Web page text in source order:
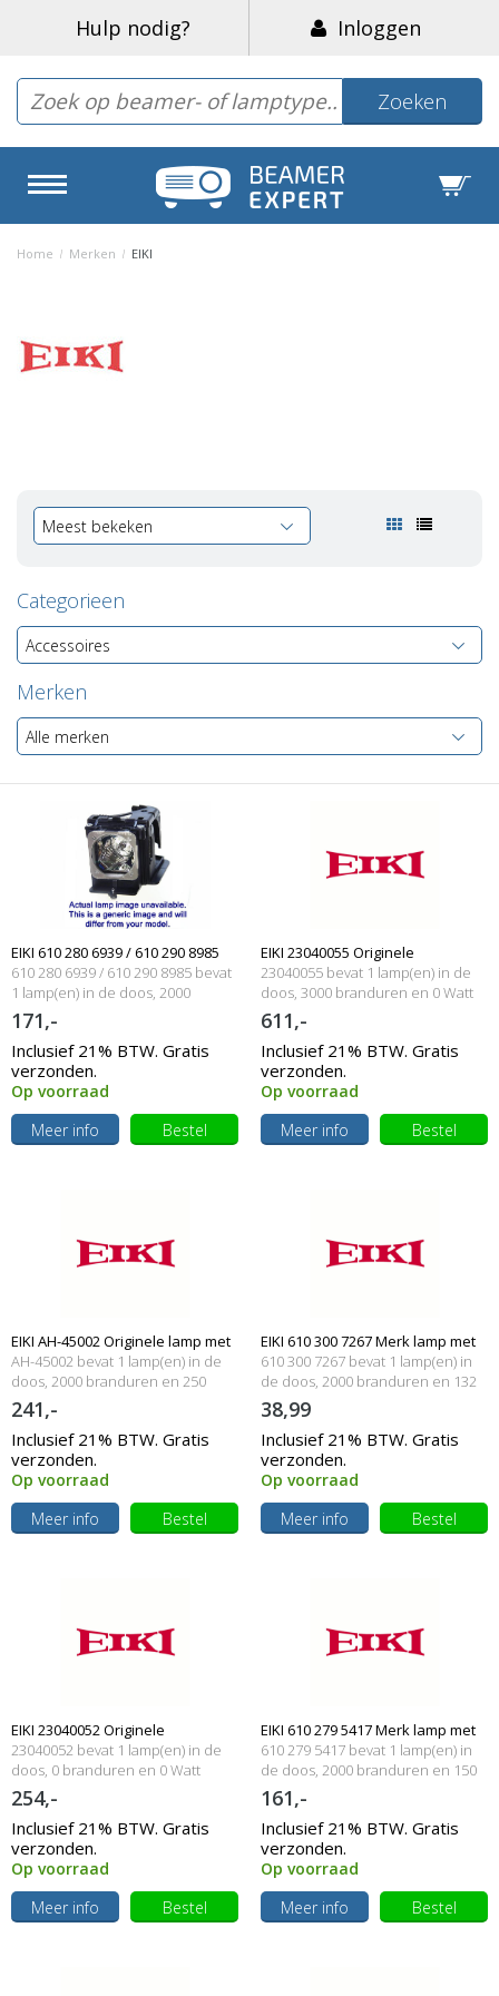
Hulp nodig? Inloggen
Zoeken
Home / Merken / EIKI
Meest bekeken
Categorieen
Accessoires
Merken
Alle merken
EIKI 610 280 6939 / 610 290 8985
Merk lamp met behuizing
610 280 6939 / 610 290 8985 bevat
1 lamp(en) in de doos, 2000
branduren en 150 Watt
171,-
Inclusief 21% BTW. Gratis
verzonden.
Op voorraad
Meer info
Bestel
EIKI 23040055 Originele
lampmodule
23040055 bevat 1 lamp(en) in de
doos, 3000 branduren en 0 Watt
611,-
Inclusief 21% BTW. Gratis
verzonden.
Op voorraad
Meer info
Bestel
EIKI AH-45002 Originele lamp met
behuizing
AH-45002 bevat 1 lamp(en) in de
doos, 2000 branduren en 250
Watt
241,-
Inclusief 21% BTW. Gratis
verzonden.
Op voorraad
Meer info
Bestel
EIKI 610 300 7267 Merk lamp met
behuizing
610 300 7267 bevat 1 lamp(en) in
de doos, 2000 branduren en 132
Watt
38,99
Inclusief 21% BTW. Gratis
verzonden.
Op voorraad
Meer info
Bestel
EIKI 23040052 Originele
lampmodule
23040052 bevat 1 lamp(en) in de
doos, 0 branduren en 0 Watt
254,-
Inclusief 21% BTW. Gratis
verzonden.
Op voorraad
Meer info
Bestel
EIKI 610 279 5417 Merk lamp met
behuizing
610 279 5417 bevat 1 lamp(en) in
de doos, 2000 branduren en 150
Watt
161,-
Inclusief 21% BTW. Gratis
verzonden.
Op voorraad
Meer info
Bestel